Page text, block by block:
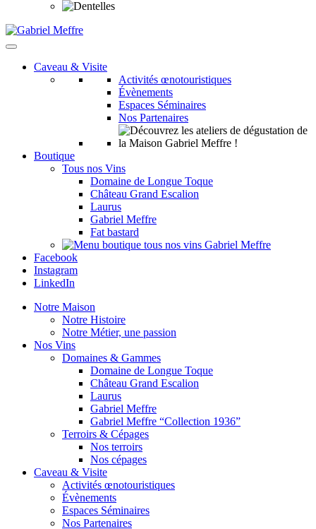
Caveau & Visite
Activités œnotouristiques
Évènements
Espaces Séminaires
Nos Partenaires
Boutique
Tous nos Vins
Domaine de Longue Toque
Château Grand Escalion
Laurus
Gabriel Meffre
Fat bastard
Facebook
Instagram
LinkedIn
Notre Maison
Notre Histoire
Notre Métier, une passion
Nos Vins
Domaines & Gammes
Domaine de Longue Toque
Château Grand Escalion
Laurus
Gabriel Meffre
Gabriel Meffre “Collection 1936”
Terroirs & Cépages
Nos terroirs
Nos cépages
Caveau & Visite
Activités œnotouristiques
Évènements
Espaces Séminaires
Nos Partenaires